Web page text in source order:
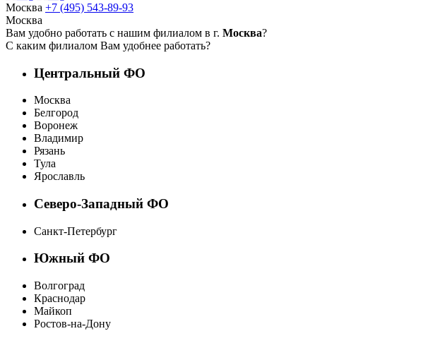
Москва +7 (495) 543-89-93
Москва
Вам удобно работать с нашим филиалом в г. Москва?
С каким филиалом Вам удобнее работать?
Центральный ФО
Москва
Белгород
Воронеж
Владимир
Рязань
Тула
Ярославль
Северо-Западный ФО
Санкт-Петербург
Южный ФО
Волгоград
Краснодар
Майкоп
Ростов-на-Дону